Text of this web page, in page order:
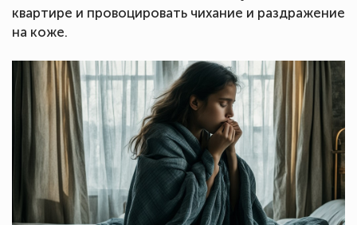
квартире и провоцировать чихание и раздражение
на коже.